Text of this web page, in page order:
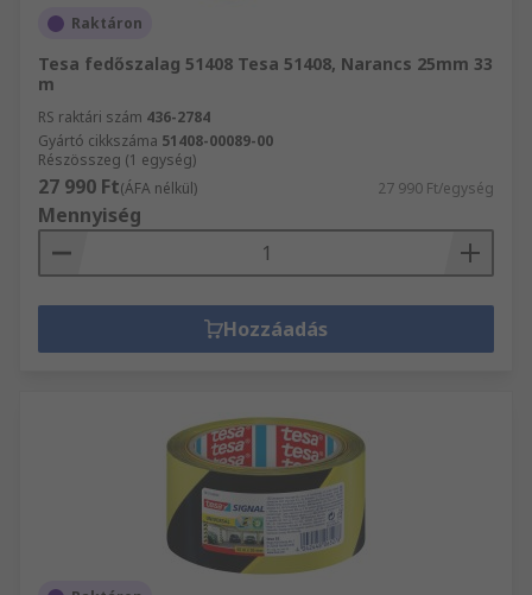
Raktáron
Tesa fedőszalag 51408 Tesa 51408, Narancs 25mm 33
m
RS raktári szám 436-2784
Gyártó cikkszáma 51408-00089-00
Részösszeg (1 egység)
27 990 Ft(ÁFA nélkül) 27 990 Ft/egység
Mennyiség
Hozzáadás